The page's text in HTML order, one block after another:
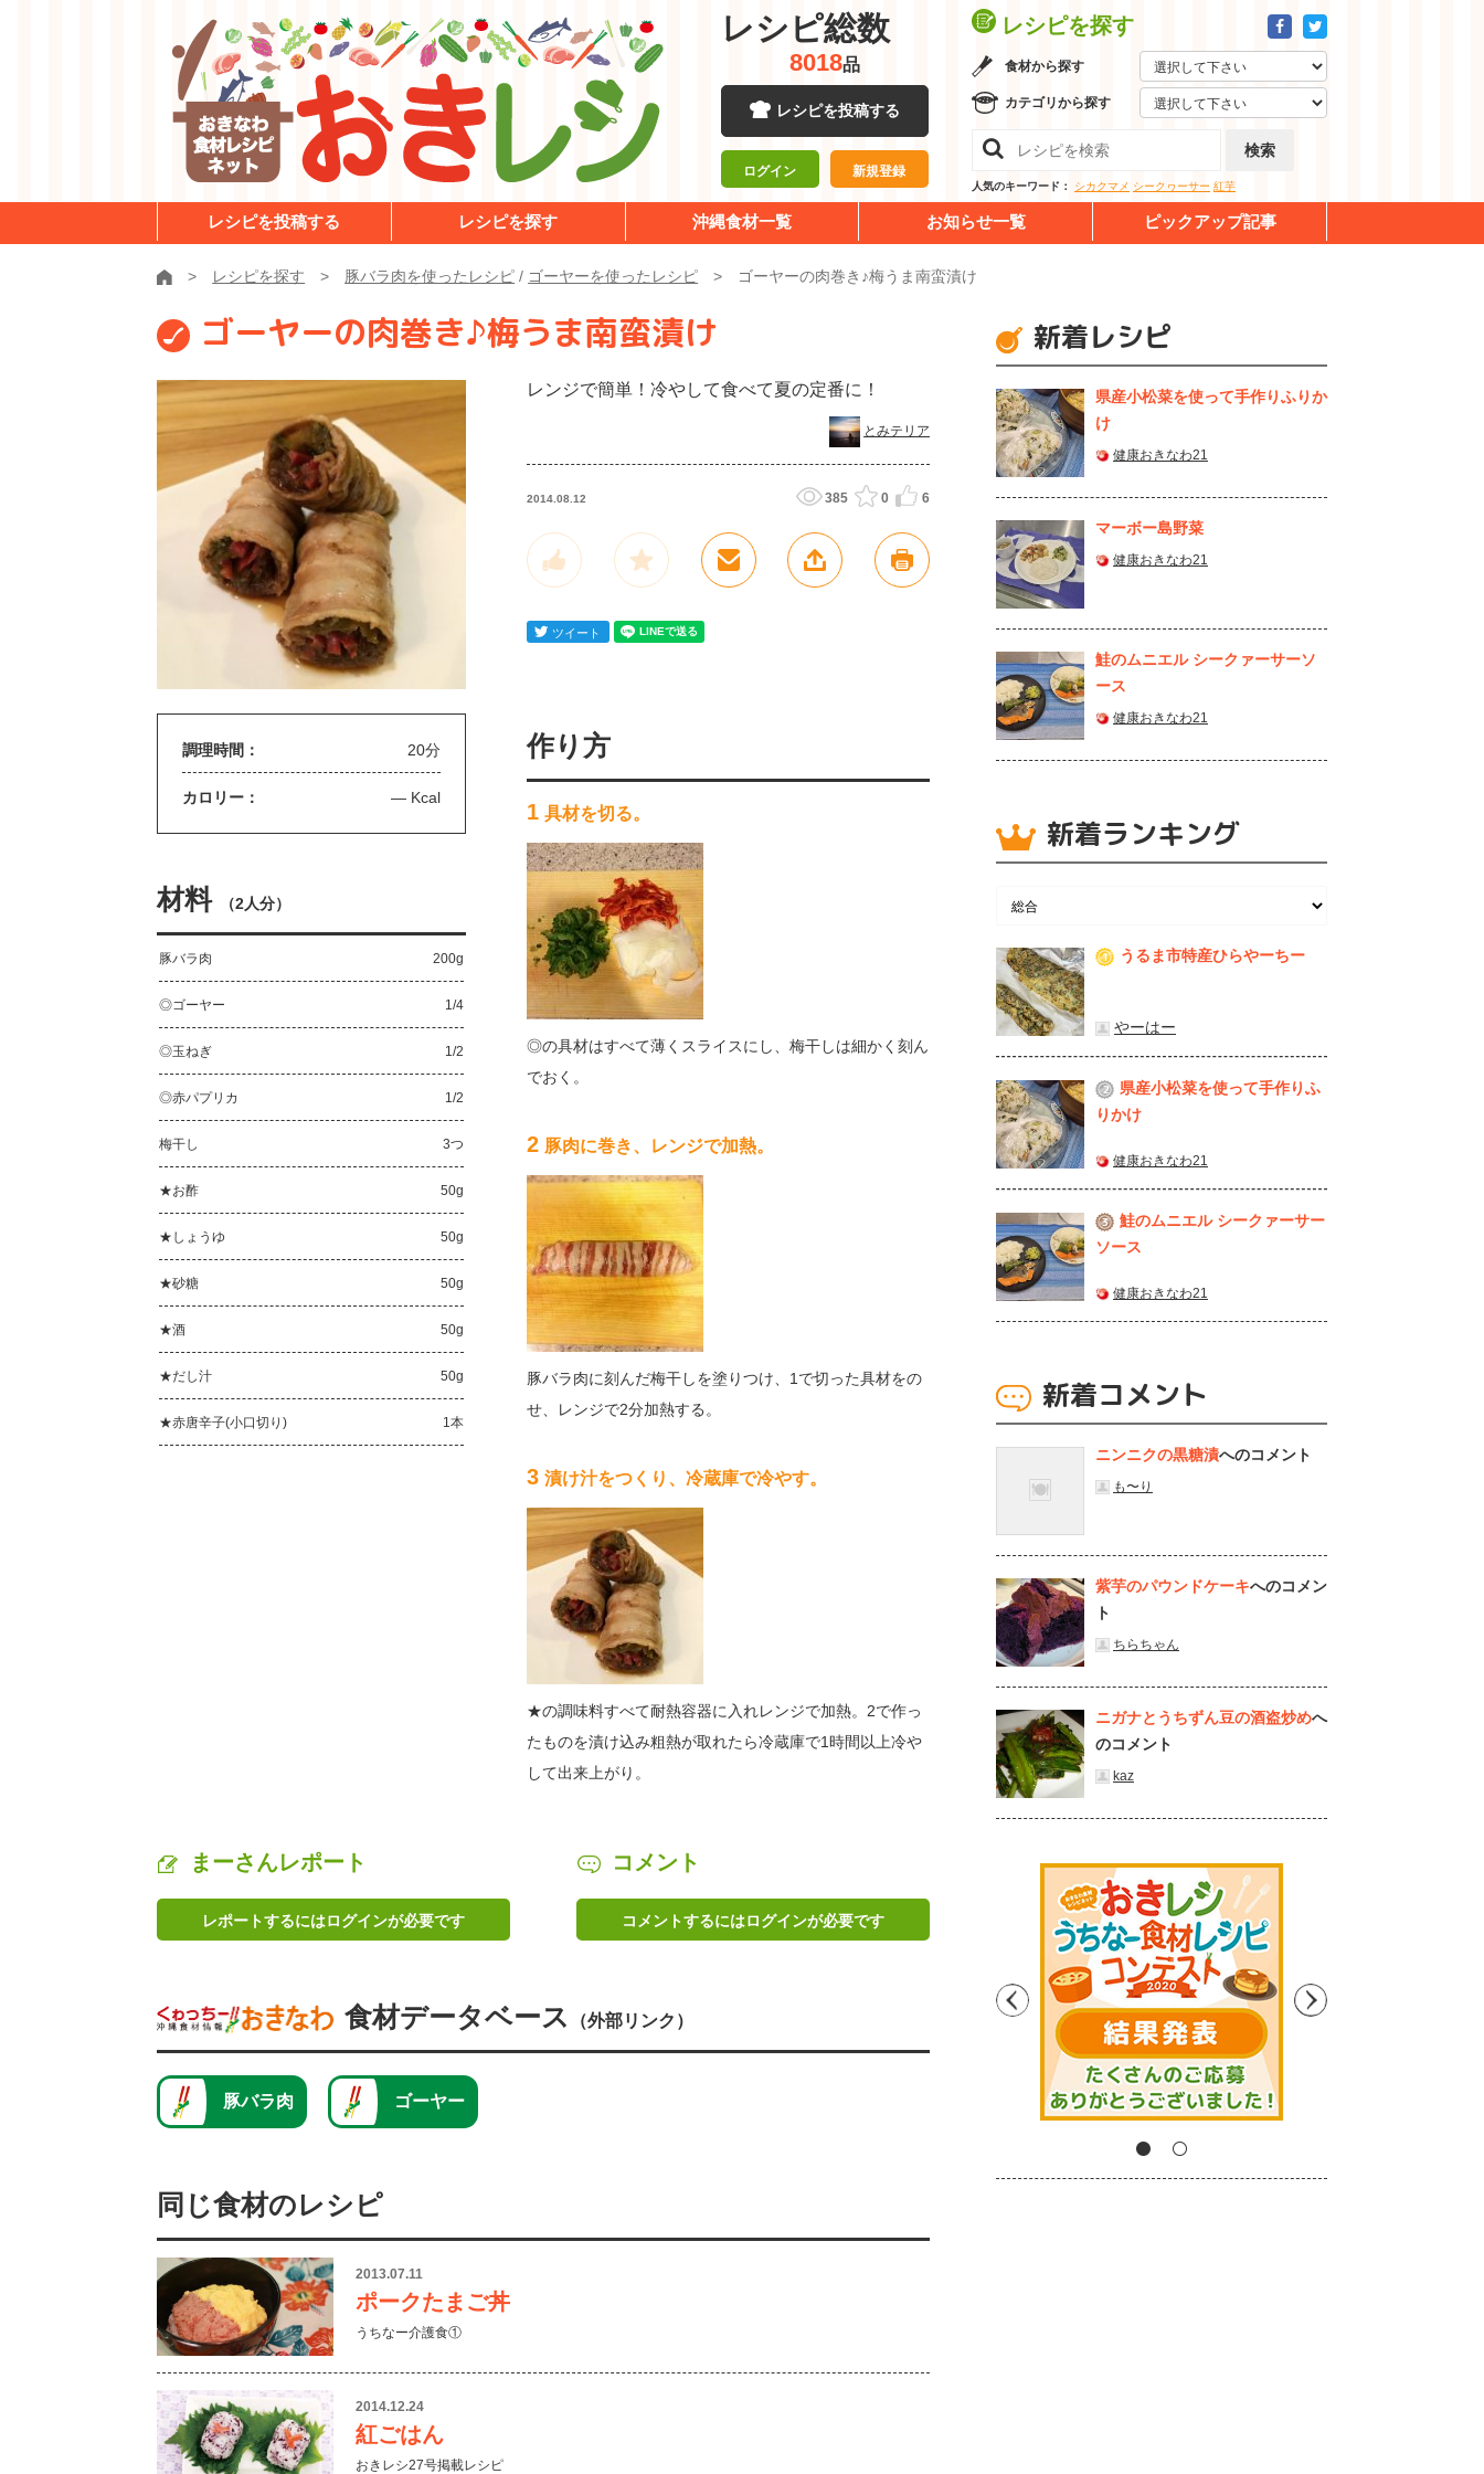
レシピ総数
8018品
レシピを投稿する
ログイン 新規登録
レシピを探す
食材から探す
カテゴリから探す
検索
人気のキーワード： シカクマメ シークヮーサー 紅芋
レシピを投稿する レシピを探す 沖縄食材一覧 お知らせ一覧 ピックアップ記事
レシピを探す 豚バラ肉を使ったレシピ / ゴーヤーを使ったレシピ ゴーヤーの肉巻き♪梅うま南蛮漬け
ゴーヤーの肉巻き♪梅うま南蛮漬け
レンジで簡単！冷やして食べて夏の定番に！
とみテリア
2014.08.12 385 0 6
調理時間： 20分
カロリー： — Kcal
材料 （2人分）
豚バラ肉 200g
◎ゴーヤー 1/4
◎玉ねぎ 1/2
◎赤パプリカ 1/2
梅干し 3つ
★お酢 50g
★しょうゆ 50g
★砂糖 50g
★酒 50g
★だし汁 50g
★赤唐辛子(小口切り) 1本
作り方
1 具材を切る。
◎の具材はすべて薄くスライスにし、梅干しは細かく刻ん
でおく。
2 豚肉に巻き、レンジで加熱。
豚バラ肉に刻んだ梅干しを塗りつけ、1で切った具材をの
せ、レンジで2分加熱する。
3 漬け汁をつくり、冷蔵庫で冷やす。
★の調味料すべて耐熱容器に入れレンジで加熱。2で作っ
たものを漬け込み粗熱が取れたら冷蔵庫で1時間以上冷や
して出来上がり。
まーさんレポート
レポートするにはログインが必要です
コメント
コメントするにはログインが必要です
食材データベース （外部リンク）
豚バラ肉 ゴーヤー
同じ食材のレシピ
2013.07.11
ポークたまご丼
うちなー介護食①
2014.12.24
紅ごはん
おきレシ27号掲載レシピ
新着レシピ
県産⼩松菜を使って⼿作りふりか
け
健康おきなわ21
マーボー島野菜
健康おきなわ21
鮭のムニエル シークァーサーソ
ース
健康おきなわ21
新着ランキング
1 うるま市特産ひらやーちー
やーはー
2
県産⼩松菜を使って⼿作りふ
りかけ
健康おきなわ21
3
鮭のムニエル シークァーサー
ソース
健康おきなわ21
新着コメント
ニンニクの黒糖漬へのコメント
も〜り
紫芋のパウンドケーキへのコメン
ト
ちらちゃん
ニガナとうちずん豆の酒盗炒めへ
のコメント
kaz